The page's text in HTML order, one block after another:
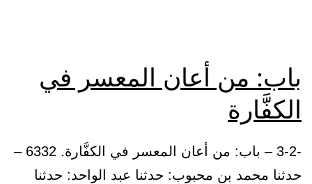
باب: من أعان المعسر في
الكفَّارة
-3-2 – باب: من أعان المعسر في الكفَّارة. 6332 –
حدثنا محمد بن محبوب: حدثنا عبد الواحد: حدثنا